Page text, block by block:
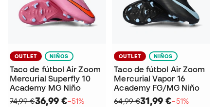
OUTLET NIÑOS
Taco de fútbol Air Zoom
Mercurial Superfly 10
Academy MG Niño
74,99 €36,99 €−51%
OUTLET NIÑOS
Taco de fútbol Air Zoom
Mercurial Vapor 16
Academy FG/MG Niño
64,99 €31,99 €−51%